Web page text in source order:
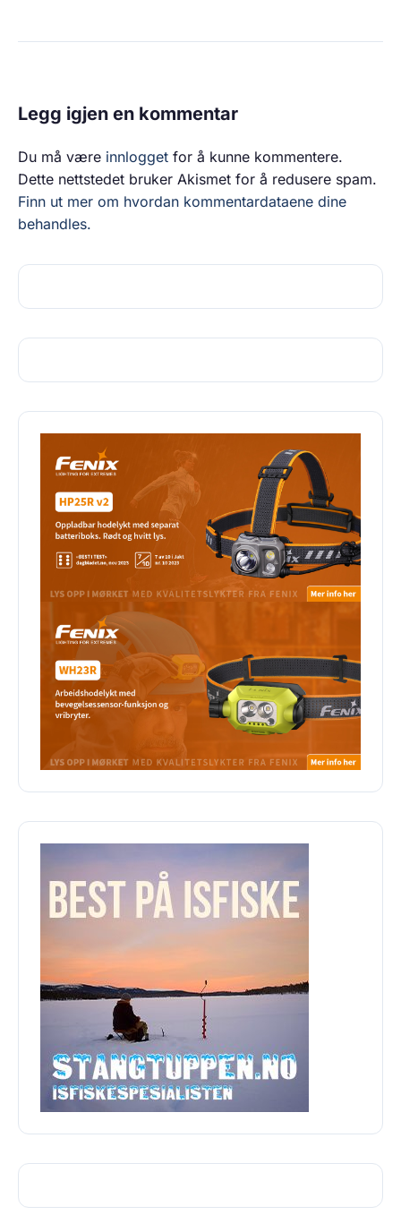
Legg igjen en kommentar
Du må være innlogget for å kunne kommentere.
Dette nettstedet bruker Akismet for å redusere spam.
Finn ut mer om hvordan kommentardataene dine
behandles.